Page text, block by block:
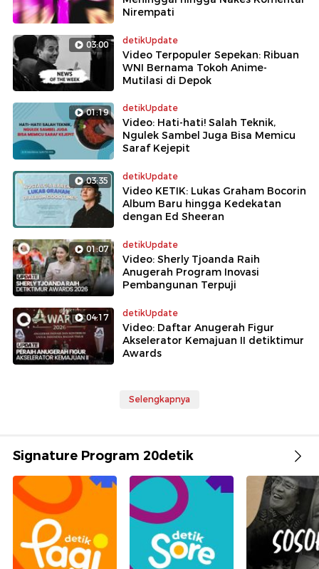
Nirempati
03:00 detikUpdate
Video Terpopuler Sepekan: Ribuan
WNI Bernama Tokoh Anime-
Mutilasi di Depok
01:19 detikUpdate
Video: Hati-hati! Salah Teknik,
Ngulek Sambel Juga Bisa Memicu
Saraf Kejepit
03:35 detikUpdate
Video KETIK: Lukas Graham Bocorin
Album Baru hingga Kedekatan
dengan Ed Sheeran
01:07 detikUpdate
Video: Sherly Tjoanda Raih
Anugerah Program Inovasi
Pembangunan Terpuji
04:17 detikUpdate
Video: Daftar Anugerah Figur
Akselerator Kemajuan II detiktimur
Awards
Selengkapnya
Signature Program 20detik